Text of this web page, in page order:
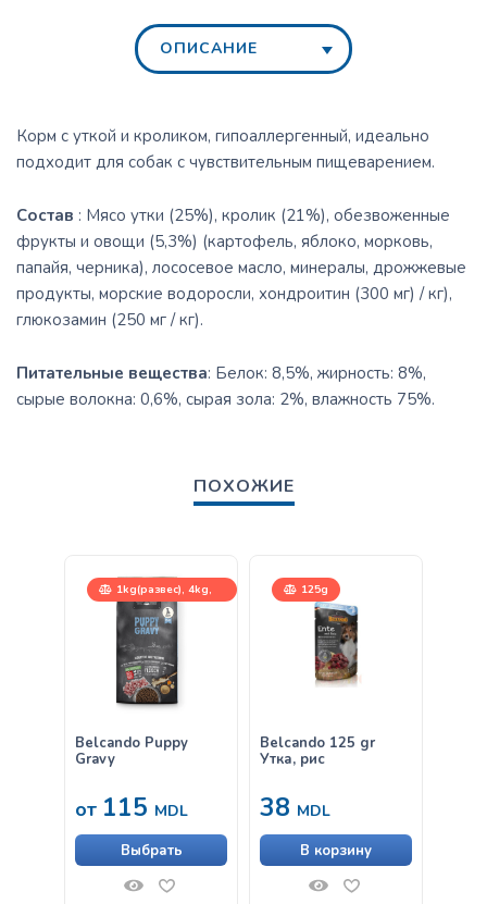
ОПИСАНИЕ
Корм с уткой и кроликом, гипоаллергенный, идеально
подходит для собак с чувствительным пищеварением.
Состав : Мясо утки (25%), кролик (21%), обезвоженные
фрукты и овощи (5,3%) (картофель, яблоко, морковь,
папайя, черника), лососевое масло, минералы, дрожжевые
продукты, морские водоросли, хондроитин (300 мг) / кг),
глюкозамин (250 мг / кг).
Питательные вещества: Белок: 8,5%, жирность: 8%,
сырые волокна: 0,6%, сырая зола: 2%, влажность 75%.
ПОХОЖИЕ
1kg(развес), 4kg,
12,5kg
Belcando Puppy
Gravy
от 115 MDL
Выбрать
125g
Belcando 125 gr
Утка, рис
38 MDL
В корзину